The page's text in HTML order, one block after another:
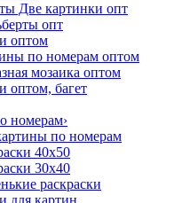
Две картинки опт
опт
оптом
по номерам оптом
мозаика оптом
оптом, багет
номерам›
по номерам
40х50
30х40
раскраски
для картин